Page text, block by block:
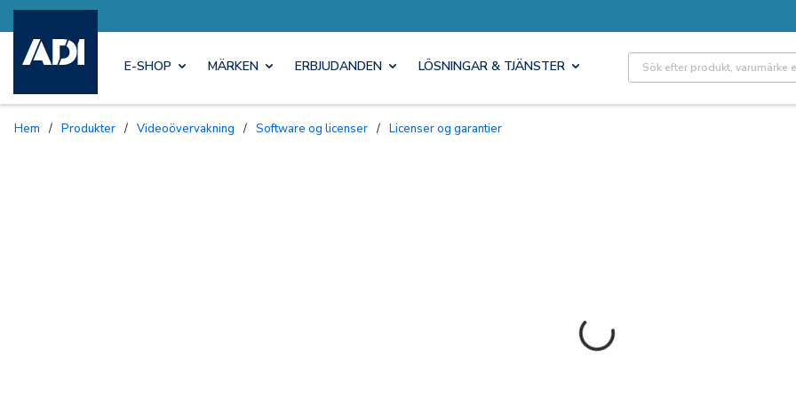
E-SHOP MÄRKEN ERBJUDANDEN LÖSNINGAR & TJÄNSTER Site Search
Hem / Produkter / Videoövervakning / Software og licenser / Licenser og garantier